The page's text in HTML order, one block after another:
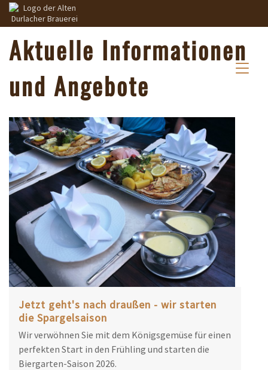
Aktuelle Informationen
und Angebote
Jetzt geht's nach draußen - wir starten
die Spargelsaison
Wir verwöhnen Sie mit dem Königsgemüse für einen
perfekten Start in den Frühling und starten die
Biergarten-Saison 2026.